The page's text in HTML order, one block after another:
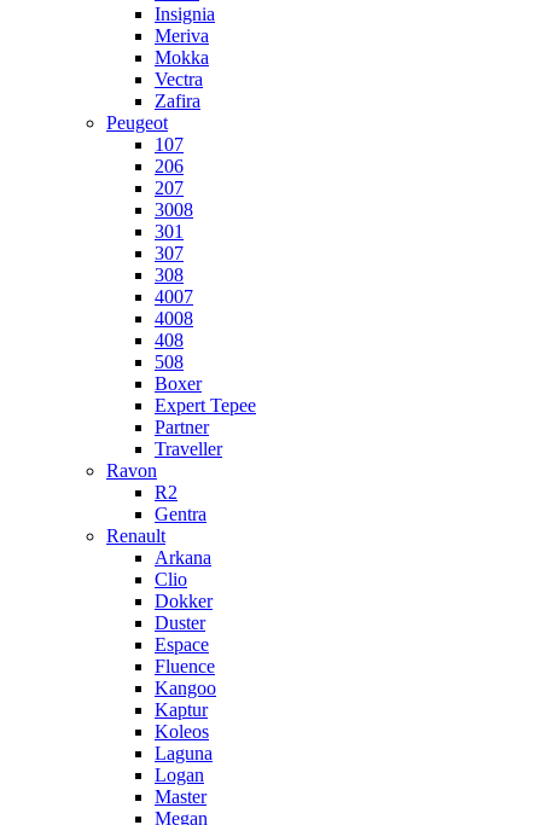
Insignia
Meriva
Mokka
Vectra
Zafira
Peugeot
107
206
207
3008
301
307
308
4007
4008
408
508
Boxer
Expert Tepee
Partner
Traveller
Ravon
R2
Gentra
Renault
Arkana
Clio
Dokker
Duster
Espace
Fluence
Kangoo
Kaptur
Koleos
Laguna
Logan
Master
Megan